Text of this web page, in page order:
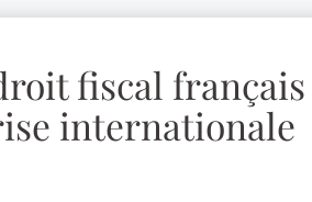
fiscal
internationale